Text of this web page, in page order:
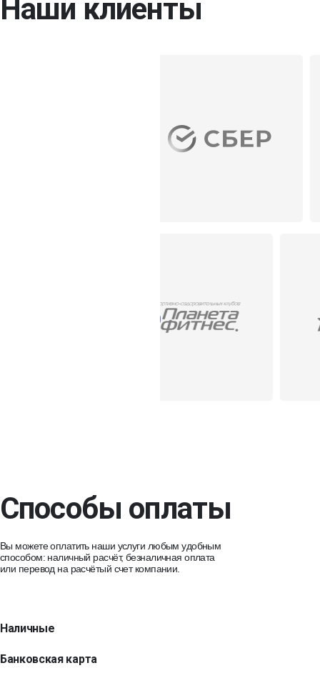
Наши клиенты
Способы оплаты
Вы можете оплатить наши услуги любым удобным
способом: наличный расчёт, безналичная оплата
или перевод на расчётый счет компании.
Наличные
Банковская карта